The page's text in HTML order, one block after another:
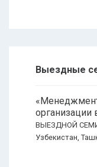
Выездные
организации
ВЫЕЗДНОЙ
Узбекистан,